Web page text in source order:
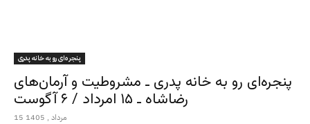
پنجره‌ای رو به خانه پدری
پنجره‌ای رو به خانه پدری ـ مشروطیت و آرمان‌های
رضاشاه ـ ۱۵ امرداد / ۶ آگوست
15 مرداد , 1405